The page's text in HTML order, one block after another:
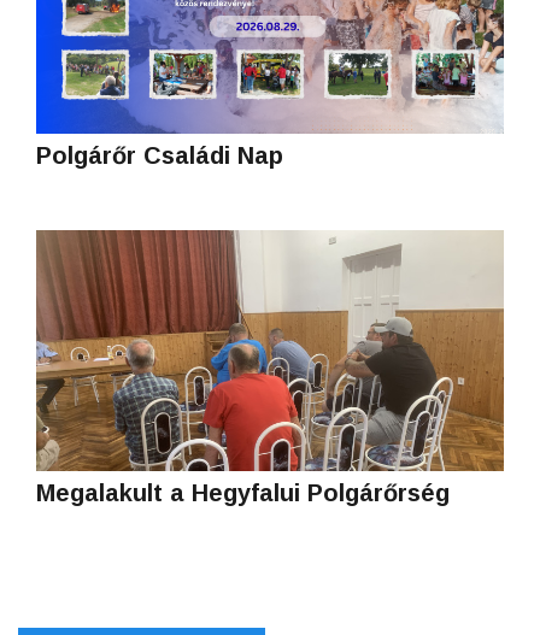
Polgárőr Családi Nap
Megalakult a Hegyfalui Polgárőrség